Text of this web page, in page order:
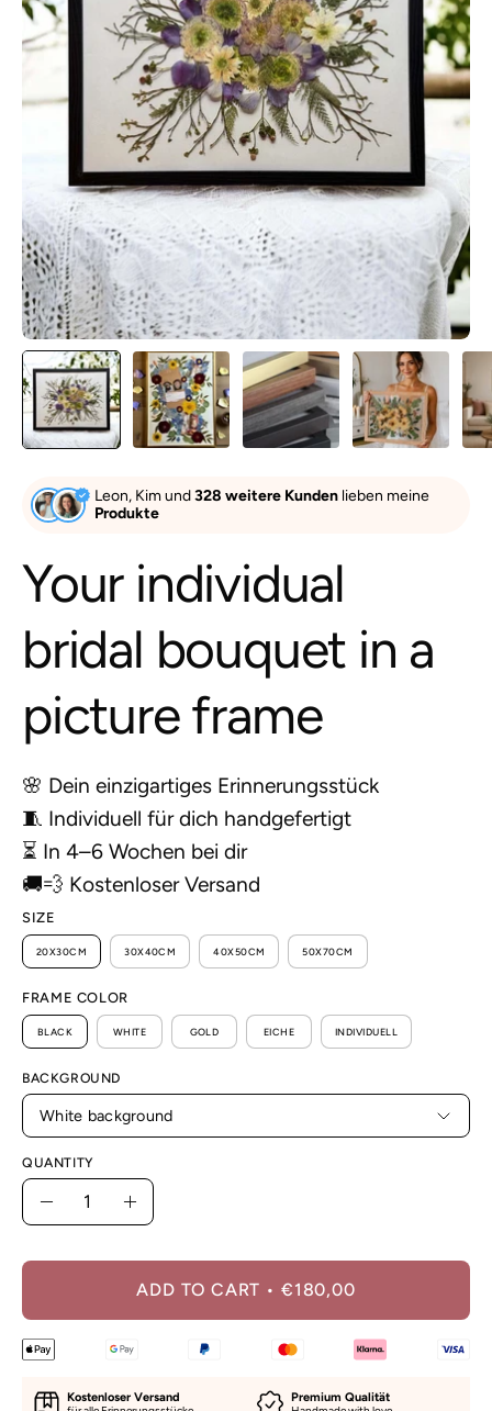
Leon, Kim und328 weitere Kunden lieben meine
Produkte
Your individual
bridal bouquet in a
picture frame
🌸 Dein einzigartiges Erinnerungsstück
🧵 Individuell für dich handgefertigt
⏳ In 4–6 Wochen bei dir
🚚💨 Kostenloser Versand
SIZE
20X30CM 30X40CM 40X50CM 50X70CM
FRAME COLOR
BLACK WHITE GOLD EICHE INDIVIDUELL
BACKGROUND
White background
QUANTITY
Quantity
DecreaseIncrease
ADD TO CART €180,00
Kostenloser Versand
Premium Qualität